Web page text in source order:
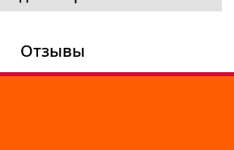
Отзывы